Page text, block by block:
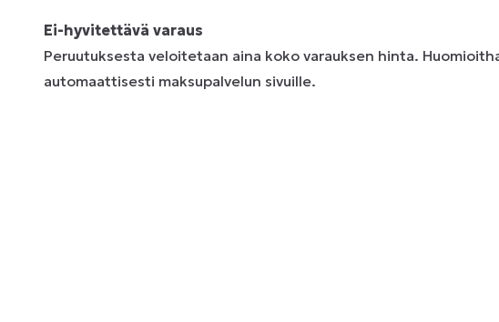
Ei-hyvitettävä varaus
Peruutuksesta veloitetaan aina koko varauksen hinta.
automaattisesti maksupalvelun sivuille.